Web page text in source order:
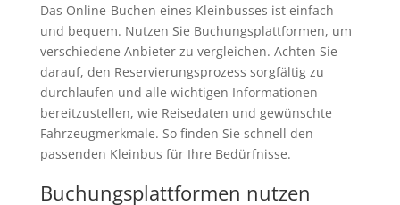
Das Online-Buchen eines Kleinbusses ist einfach
und bequem. Nutzen Sie Buchungsplattformen, um
verschiedene Anbieter zu vergleichen. Achten Sie
darauf, den Reservierungsprozess sorgfältig zu
durchlaufen und alle wichtigen Informationen
bereitzustellen, wie Reisedaten und gewünschte
Fahrzeugmerkmale. So finden Sie schnell den
passenden Kleinbus für Ihre Bedürfnisse.
Buchungsplattformen nutzen